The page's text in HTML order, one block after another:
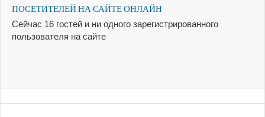
ПОСЕТИТЕЛЕЙ НА САЙТЕ ОНЛАЙН
Сейчас 16 гостей и ни одного зарегистрированного
пользователя на сайте